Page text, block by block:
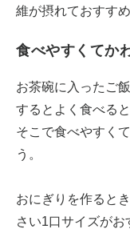
維が摂れておすすめ
食べやすくてか
お茶碗に入ったご
するとよく食べる
そこで食べやすく
う。
おにぎりを作ると
さい1口サイズが